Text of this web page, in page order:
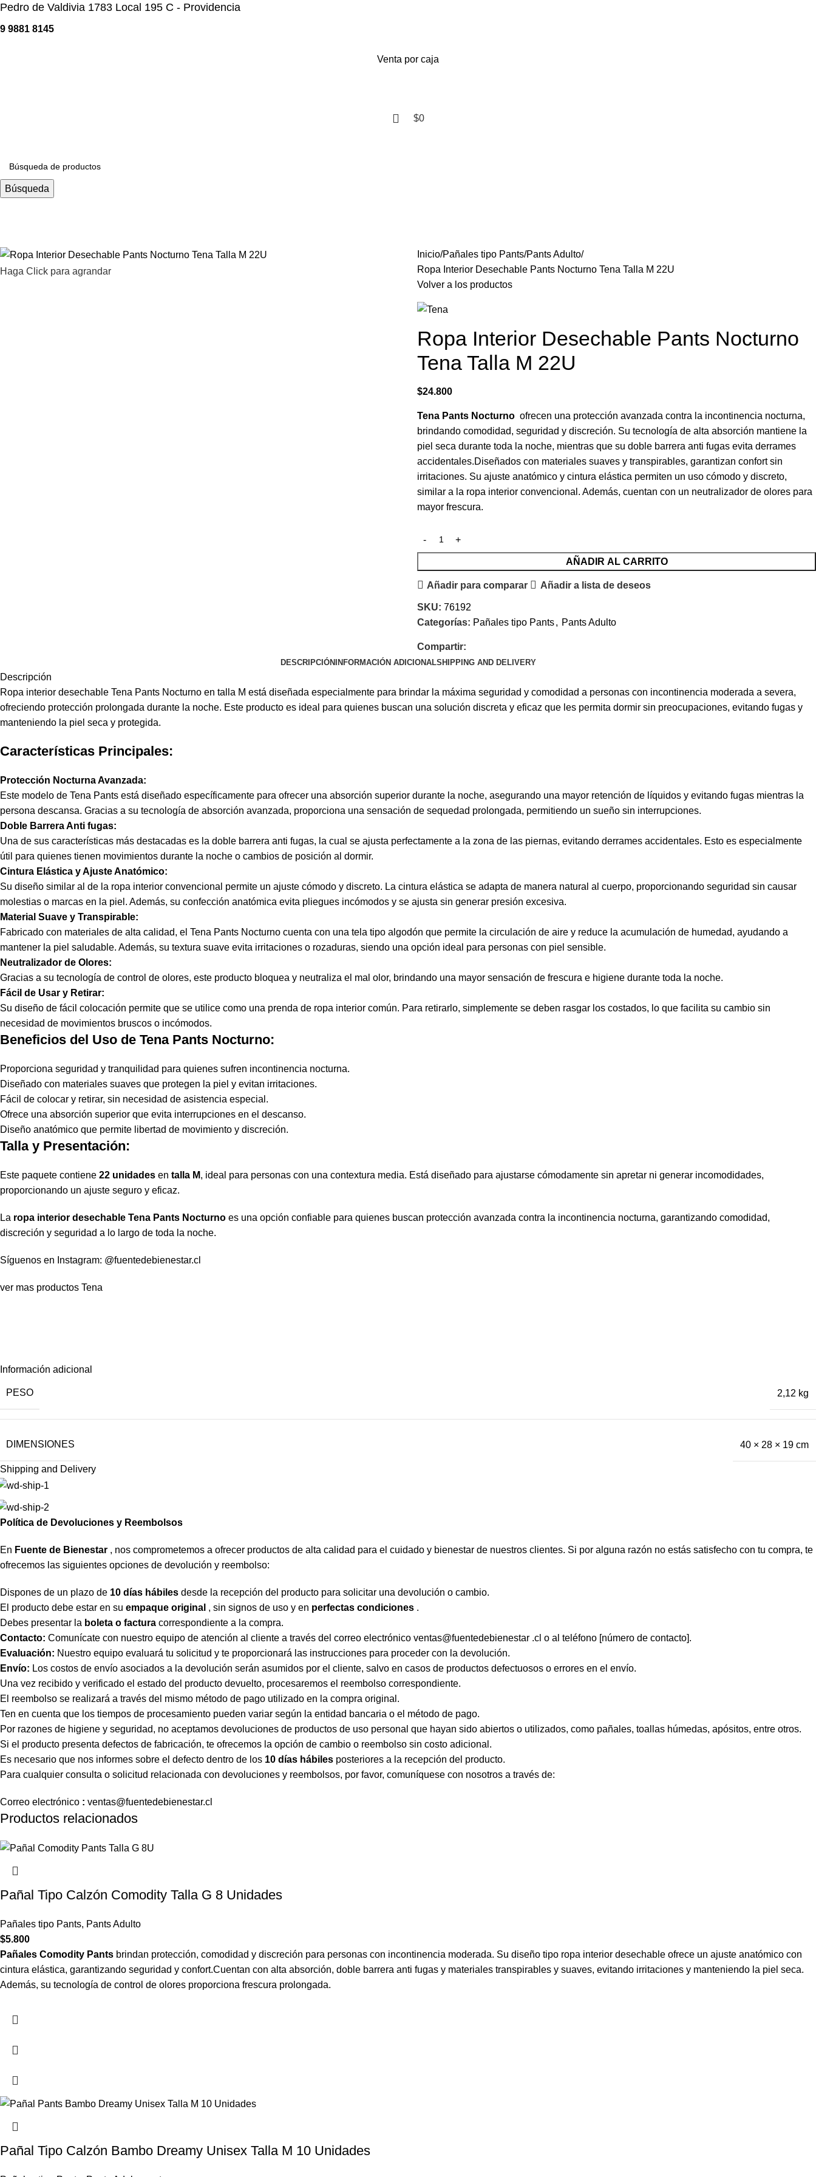
Pedro de Valdivia 1783 Local 195 C - Providencia
9 9881 8145
Venta por caja
$0
Búsqueda
Haga Click para agrandar
Inicio Pañales tipo Pants Pants Adulto
Ropa Interior Desechable Pants Nocturno Tena Talla M 22U
Volver a los productos
Ropa Interior Desechable Pants Nocturno
Tena Talla M 22U
$24.800
Tena Pants Nocturno ofrecen una protección avanzada contra la incontinencia nocturna,
brindando comodidad, seguridad y discreción. Su tecnología de alta absorción mantiene la
piel seca durante toda la noche, mientras que su doble barrera anti fugas evita derrames
accidentales.Diseñados con materiales suaves y transpirables, garantizan confort sin
irritaciones. Su ajuste anatómico y cintura elástica permiten un uso cómodo y discreto,
similar a la ropa interior convencional. Además, cuentan con un neutralizador de olores para
mayor frescura.
AÑADIR AL CARRITO
Añadir para comparar Añadir a lista de deseos
SKU: 76192
Categorías: Pañales tipo Pants, Pants Adulto
Compartir:
DESCRIPCIÓN INFORMACIÓN ADICIONALSHIPPING AND DELIVERY
Descripción
Ropa interior desechable Tena Pants Nocturno en talla M está diseñada especialmente para brindar la máxima seguridad y comodidad a personas con incontinencia moderada a severa,
ofreciendo protección prolongada durante la noche. Este producto es ideal para quienes buscan una solución discreta y eficaz que les permita dormir sin preocupaciones, evitando fugas y
manteniendo la piel seca y protegida.
Características Principales:
Protección Nocturna Avanzada:
Este modelo de Tena Pants está diseñado específicamente para ofrecer una absorción superior durante la noche, asegurando una mayor retención de líquidos y evitando fugas mientras la
persona descansa. Gracias a su tecnología de absorción avanzada, proporciona una sensación de sequedad prolongada, permitiendo un sueño sin interrupciones.
Doble Barrera Anti fugas:
Una de sus características más destacadas es la doble barrera anti fugas, la cual se ajusta perfectamente a la zona de las piernas, evitando derrames accidentales. Esto es especialmente
útil para quienes tienen movimientos durante la noche o cambios de posición al dormir.
Cintura Elástica y Ajuste Anatómico:
Su diseño similar al de la ropa interior convencional permite un ajuste cómodo y discreto. La cintura elástica se adapta de manera natural al cuerpo, proporcionando seguridad sin causar
molestias o marcas en la piel. Además, su confección anatómica evita pliegues incómodos y se ajusta sin generar presión excesiva.
Material Suave y Transpirable:
Fabricado con materiales de alta calidad, el Tena Pants Nocturno cuenta con una tela tipo algodón que permite la circulación de aire y reduce la acumulación de humedad, ayudando a
mantener la piel saludable. Además, su textura suave evita irritaciones o rozaduras, siendo una opción ideal para personas con piel sensible.
Neutralizador de Olores:
Gracias a su tecnología de control de olores, este producto bloquea y neutraliza el mal olor, brindando una mayor sensación de frescura e higiene durante toda la noche.
Fácil de Usar y Retirar:
Su diseño de fácil colocación permite que se utilice como una prenda de ropa interior común. Para retirarlo, simplemente se deben rasgar los costados, lo que facilita su cambio sin
necesidad de movimientos bruscos o incómodos.
Beneficios del Uso de Tena Pants Nocturno:
Proporciona seguridad y tranquilidad para quienes sufren incontinencia nocturna.
Diseñado con materiales suaves que protegen la piel y evitan irritaciones.
Fácil de colocar y retirar, sin necesidad de asistencia especial.
Ofrece una absorción superior que evita interrupciones en el descanso.
Diseño anatómico que permite libertad de movimiento y discreción.
Talla y Presentación:
Este paquete contiene 22 unidades en talla M, ideal para personas con una contextura media. Está diseñado para ajustarse cómodamente sin apretar ni generar incomodidades,
proporcionando un ajuste seguro y eficaz.
La ropa interior desechable Tena Pants Nocturno es una opción confiable para quienes buscan protección avanzada contra la incontinencia nocturna, garantizando comodidad,
discreción y seguridad a lo largo de toda la noche.
Síguenos en Instagram: @fuentedebienestar.cl
ver mas productos Tena
Información adicional
PESO 2,12 kg
DIMENSIONES 40 × 28 × 19 cm
Shipping and Delivery
Política de Devoluciones y Reembolsos
En Fuente de Bienestar , nos comprometemos a ofrecer productos de alta calidad para el cuidado y bienestar de nuestros clientes. Si por alguna razón no estás satisfecho con tu compra, te
ofrecemos las siguientes opciones de devolución y reembolso:
Dispones de un plazo de 10 días hábiles desde la recepción del producto para solicitar una devolución o cambio.
El producto debe estar en su empaque original , sin signos de uso y en perfectas condiciones .
Debes presentar la boleta o factura correspondiente a la compra.
Contacto: Comunícate con nuestro equipo de atención al cliente a través del correo electrónico ventas@fuentedebienestar .cl o al teléfono [número de contacto].
Evaluación: Nuestro equipo evaluará tu solicitud y te proporcionará las instrucciones para proceder con la devolución.
Envío: Los costos de envío asociados a la devolución serán asumidos por el cliente, salvo en casos de productos defectuosos o errores en el envío.
Una vez recibido y verificado el estado del producto devuelto, procesaremos el reembolso correspondiente.
El reembolso se realizará a través del mismo método de pago utilizado en la compra original.
Ten en cuenta que los tiempos de procesamiento pueden variar según la entidad bancaria o el método de pago.
Por razones de higiene y seguridad, no aceptamos devoluciones de productos de uso personal que hayan sido abiertos o utilizados, como pañales, toallas húmedas, apósitos, entre otros.
Si el producto presenta defectos de fabricación, te ofrecemos la opción de cambio o reembolso sin costo adicional.
Es necesario que nos informes sobre el defecto dentro de los 10 días hábiles posteriores a la recepción del producto.
Para cualquier consulta o solicitud relacionada con devoluciones y reembolsos, por favor, comuníquese con nosotros a través de:
Correo electrónico : ventas@fuentedebienestar.cl
Productos relacionados
Pañal Tipo Calzón Comodity Talla G 8 Unidades
Pañales tipo Pants, Pants Adulto
$5.800
Pañales Comodity Pants brindan protección, comodidad y discreción para personas con incontinencia moderada. Su diseño tipo ropa interior desechable ofrece un ajuste anatómico con
cintura elástica, garantizando seguridad y confort.Cuentan con alta absorción, doble barrera anti fugas y materiales transpirables y suaves, evitando irritaciones y manteniendo la piel seca.
Además, su tecnología de control de olores proporciona frescura prolongada.
Pañal Tipo Calzón Bambo Dreamy Unisex Talla M 10 Unidades